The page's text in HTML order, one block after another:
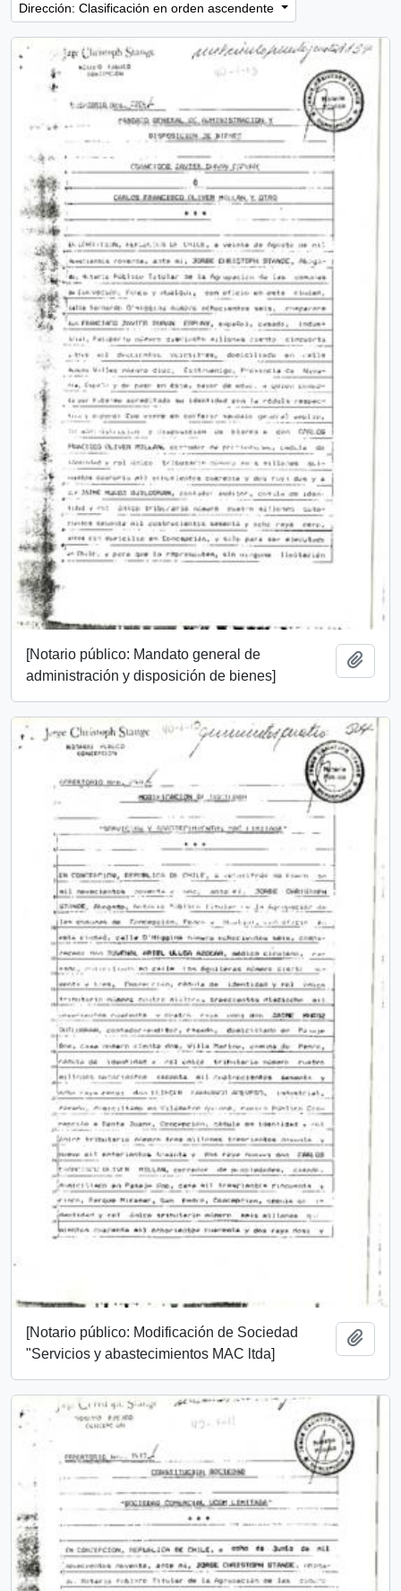
Dirección: Clasificación en orden ascendente
[Notario público: Mandato general de
administración y disposición de bienes]
[Notario público: Modificación de Sociedad
"Servicios y abastecimientos MAC ltda]